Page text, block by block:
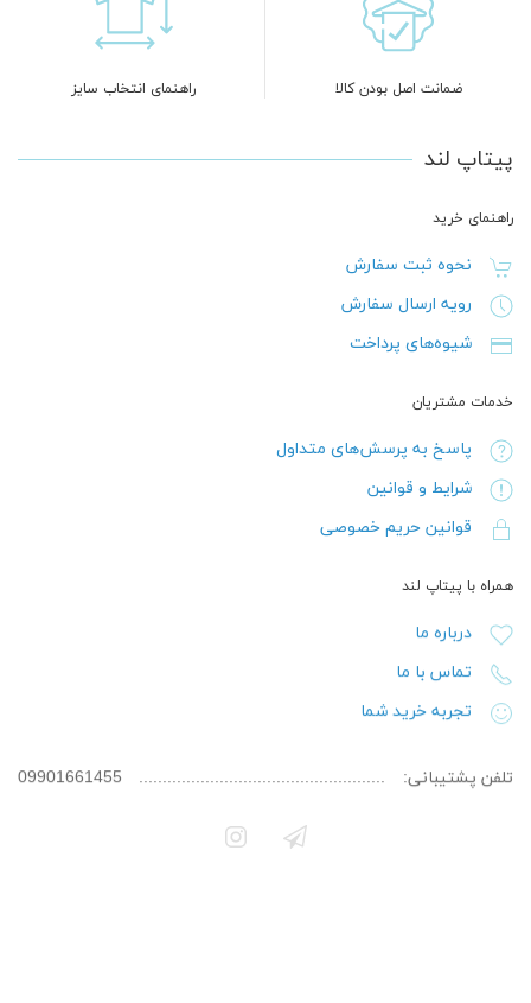
ضمانت اصل بودن کالا راهنمای انتخاب سایز
پیتاپ لند
راهنمای خرید
نحوه ثبت سفارش
رویه ارسال سفارش
شیوه‌های پرداخت
خدمات مشتریان
پاسخ به پرسش‌های متداول
شرایط و قوانین
قوانین حریم خصوصی
همراه با پیتاپ لند
درباره ما
تماس با ما
تجربه خرید شما
تلفن پشتیبانی: 09901661455